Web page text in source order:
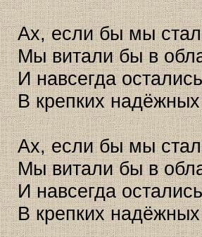
Ах, если бы мы
Мы витали бы в
И навсегда остались
В крепких
Ах, если бы мы
Мы витали бы в
И навсегда остались
В крепких